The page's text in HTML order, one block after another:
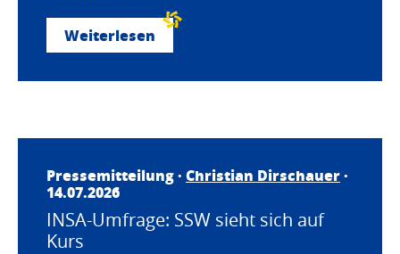
Weiterlesen
Pressemitteilung · Christian Dirschauer·
14.07.2026
INSA-Umfrage: SSW sieht sich auf
Kurs